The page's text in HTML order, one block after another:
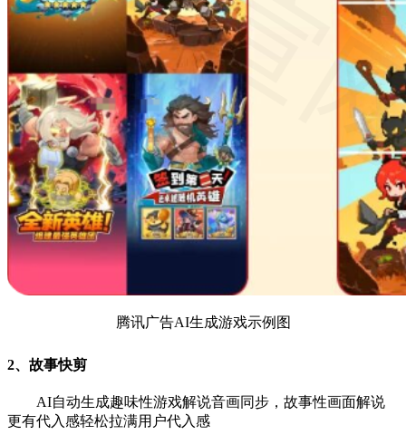
腾讯广告AI生成游戏示例图
2、故事快剪
AI自动生成趣味性游戏解说音画同步，故事性画面解说
更有代入感轻松拉满用户代入感